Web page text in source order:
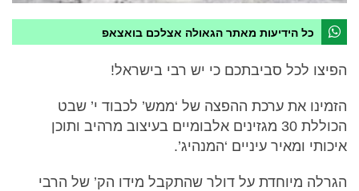
כל הידיעות מאתר הגאולה אצלכם בואצאפ
הפיצו לכל סביבתכם כי יש רבי בישראל!
הזמינו את ערכת ההפצה של ‘ממש’ לכבוד י’ שבט
הכוללת 30 מגזינים אלבומיים בעיצוב מרהיב ותוכן
איכותי ומאיר עיניים ‘המנהיג’.
הגרלה מיוחדת על דולר שהתקבל מידו הק’ של הרבי